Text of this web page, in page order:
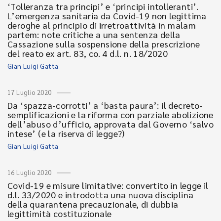
‘Tolleranza tra principi’ e ‘principi intolleranti’.
L’emergenza sanitaria da Covid-19 non legittima
deroghe al principio di irretroattività in malam
partem: note critiche a una sentenza della
Cassazione sulla sospensione della prescrizione
del reato ex art. 83, co. 4 d.l. n. 18/2020
Gian Luigi Gatta
17 Luglio 2020
Da ‘spazza-corrotti’ a ‘basta paura’: il decreto-
semplificazioni e la riforma con parziale abolizione
dell’abuso d’ufficio, approvata dal Governo ‘salvo
intese’ (e la riserva di legge?)
Gian Luigi Gatta
16 Luglio 2020
Covid-19 e misure limitative: convertito in legge il
d.l. 33/2020 e introdotta una nuova disciplina
della quarantena precauzionale, di dubbia
legittimità costituzionale